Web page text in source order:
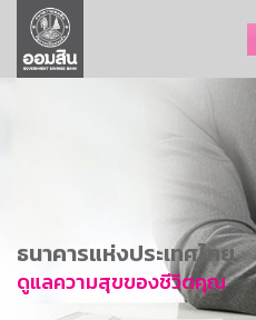
ลูกค้าธุรกิจ
ลูกค้าผู้ประกอบรายย่อย
การพัฒนาที่ยั่งยืน
ข่าวสาร
บริการทางการเงิน
ธนาคารแห่งประเทศไทย
ดูแลความสุขของชีวิตคุณ